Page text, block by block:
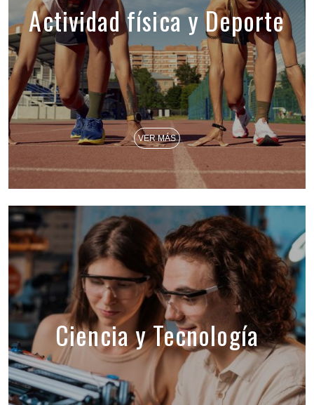
Actividad física y Deporte
VER MÁS
Ciencia y Tecnología